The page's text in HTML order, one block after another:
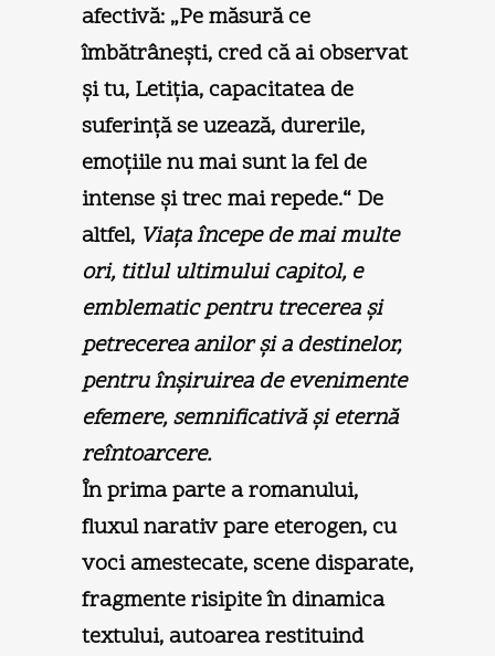
afectivă: „Pe măsură ce
îmbătrâneşti, cred că ai observat
şi tu, Letiţia, capacitatea de
suferinţă se uzează, durerile,
emoţiile nu mai sunt la fel de
intense şi trec mai repede.“ De
altfel, Viaţa începe de mai multe
ori, titlul ultimului capitol, e
emblematic pentru trecerea şi
petrecerea anilor şi a destinelor,
pentru înşiruirea de evenimente
efemere, semnificativă şi eternă
reîntoarcere.
În prima parte a romanului,
fluxul narativ pare eterogen, cu
voci amestecate, scene disparate,
fragmente risipite în dinamica
textului, autoarea restituind